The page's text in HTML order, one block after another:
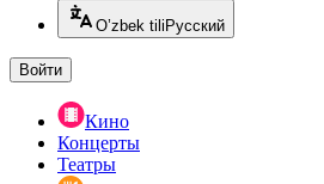
O’zbek tili Русский
Войти
Кино
Концерты
Театры